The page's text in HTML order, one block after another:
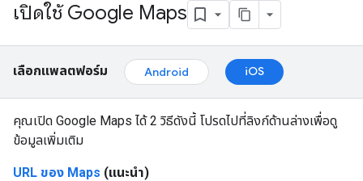
เปิดใช้ Google Maps
เลือกแพลตฟอร์ม Android iOS
คุณเปิด Google Maps ได้ 2 วิธีดังนี้ โปรดไปที่ลิงก์ด้านล่างเพื่อดู
ข้อมูลเพิ่มเติม
URL ของ Maps (แนะนำ)